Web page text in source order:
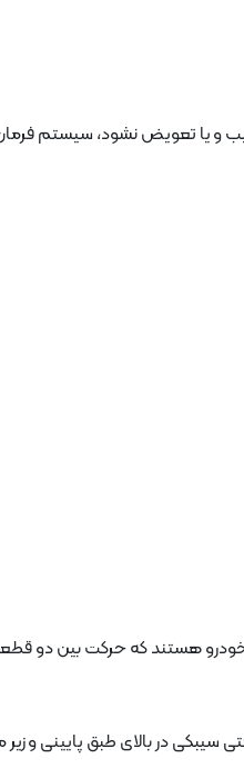
یا تعویض نشود، سیستم
هستند که حرکت بین دو
در بالای طبق پایینی و زیر